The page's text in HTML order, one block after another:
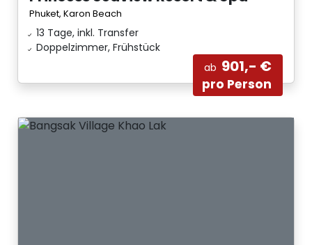
Phuket, Karon Beach
13 Tage, inkl. Transfer
Doppelzimmer, Frühstück
ab 901,- €
pro Person